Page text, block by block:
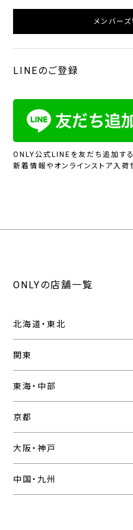
メンバー
LINEのご登録
ONLY公式LINEを友だち追加する
新着情報やオンラインストア入荷
ONLYの店舗一覧
北海道・東北
関東
東海・中部
京都
大阪・神戸
中国・九州